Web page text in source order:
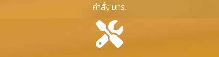
คำสั่ง มทร.